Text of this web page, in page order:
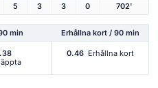
5 3 3 0 702'
min Erhållna kort / 90 min
0.46 Erhållna kort